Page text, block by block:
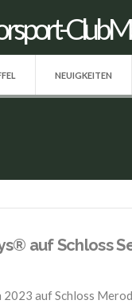
NEUIGKEITEN
auf Schloss
auf Schloss